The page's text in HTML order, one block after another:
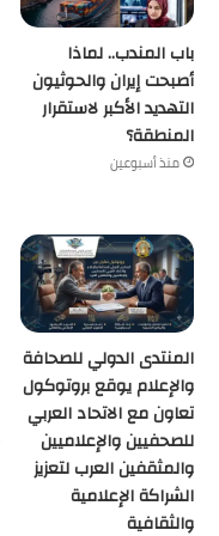
باب المندب.. لماذا
أصبحت إيران والحوثيون
التهديد الأكبر لاستقرار
المنطقة؟
منذ أسبوعين
المنتدى الدولي للصحافة
والإعلام يوقع بروتوكول
تعاون مع الاتحاد العربي
للصحفيين والإعلاميين
والمثقفين العرب لتعزيز
الشراكة الإعلامية
والثقافية